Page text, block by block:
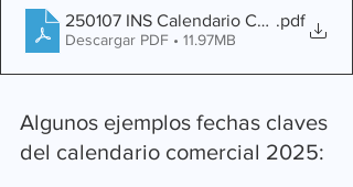
250107 INS Calendario Comercial
.pdf
Descargar PDF • 11.97MB
Algunos ejemplos fechas claves
del calendario comercial 2025: